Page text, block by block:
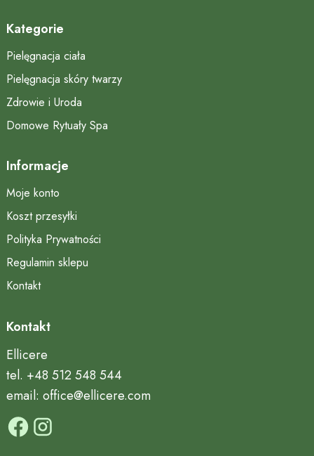
Kategorie
Pielęgnacja ciała
Pielęgnacja skóry twarzy
Zdrowie i Uroda
Domowe Rytuały Spa
Informacje
Moje konto
Koszt przesyłki
Polityka Prywatności
Regulamin sklepu
Kontakt
Kontakt
Ellicere
tel. +48 512 548 544
email: office@ellicere.com